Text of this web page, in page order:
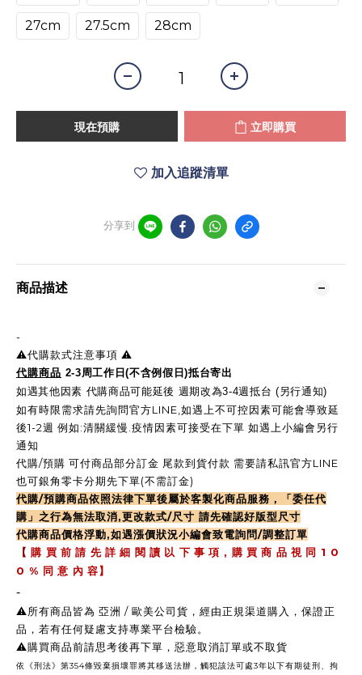
27cm 27.5cm 28cm
現在預購 立即購買
加入追蹤清單
分享到
商品描述
-
⚠️代購款式注意事項 ⚠️
代購商品 2-3周工作日(不含例假日)抵台寄出
如遇其他因素 代購商品可能延後 週期改為3-4週抵台 (另行通知)
如有時限需求請先詢問官方LINE,如遇上不可控因素可能會導致延
後1-2週 例如:清關緩慢.疫情因素可接受在下單 如遇上小編會另行
通知
代購/預購 可付商品部分訂金 尾款到貨付款 需要請私訊官方LINE
也可銀角零卡分期先下單(不需訂金)
代購/預購商品依照法律下單後屬於客製化商品服務，「委任代
購」之行為無法取消,更改款式/尺寸 請先確認好版型尺寸
代購商品價格浮動,如遇漲價狀況小編會致電詢問/調整訂單
【 購 買 前 請 先 詳 細 閱 讀 以 下 事 項 , 購 買 商 品 視 同 1 0
0 % 同 意 內 容】
-
⚠️所有商品皆為 亞洲 / 歐美公司貨，經由正規渠道購入，保證正
品，若有任何疑慮支持專業平台檢驗。
⚠️購買商品前請思考後再下單，惡意取消訂單或不取貨
依《刑法》第354條毀棄損壞罪將其移送法辦，觸犯該法可處3年以下有期徒刑、拘